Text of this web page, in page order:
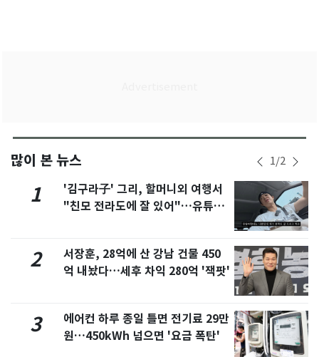
많이 본 뉴스 1/2
1
'김구라子' 그리, 할머니외 여행서
"친모 전라도에 잘 있어"…유튜브
2
서장훈, 28억에 산 강남 건물 450
억 내놨다…세후 차익 280억 '잭팟'
3
에어컨 하루 종일 틀면 전기료 29만
원…450kWh 넘으면 '요금 폭탄'